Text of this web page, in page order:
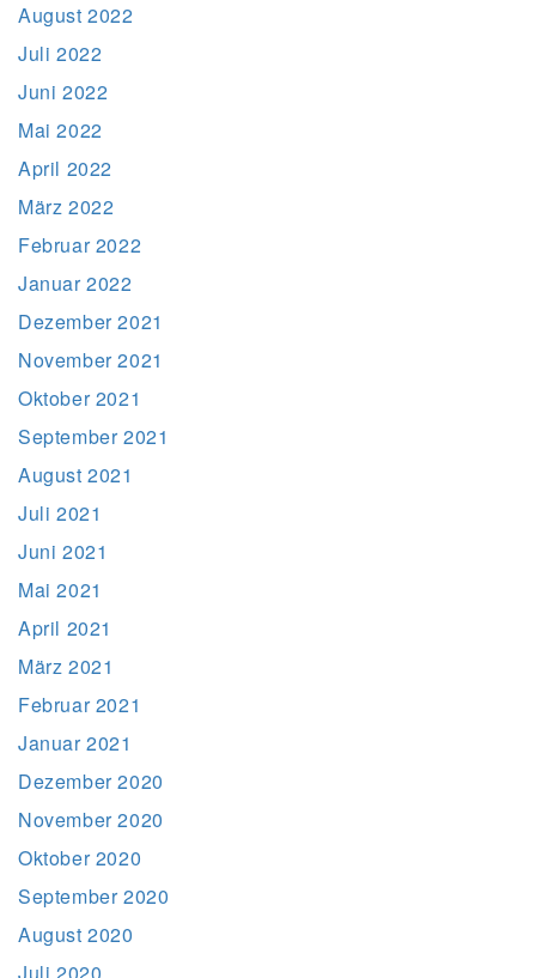
August 2022
Juli 2022
Juni 2022
Mai 2022
April 2022
März 2022
Februar 2022
Januar 2022
Dezember 2021
November 2021
Oktober 2021
September 2021
August 2021
Juli 2021
Juni 2021
Mai 2021
April 2021
März 2021
Februar 2021
Januar 2021
Dezember 2020
November 2020
Oktober 2020
September 2020
August 2020